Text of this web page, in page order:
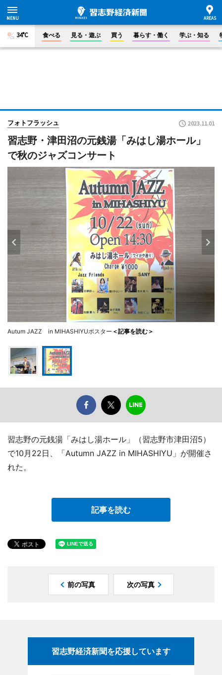
34°C 食べる 見る・遊ぶ 買う 暮らす・働く 学ぶ・知る
フォトフラッシュ 2023.11.01
習志野・津田沼の元銭湯「みはし湯ホール」
で秋のジャズコンサート
Autum JAZZ in MIHASHIYUポスター ＜記事を読む＞
習志野の元銭湯「みはし湯ホール」（習志野市津田沼5）
で10月22日、「Autumn JAZZ in MIHASHIYU」が開催さ
れた。
記事を読む
前の写真 次の写真
習志野経済新聞を応援しています